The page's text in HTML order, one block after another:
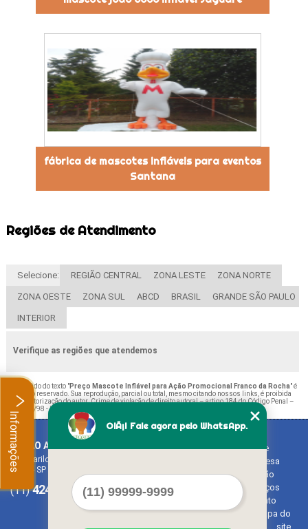
fábrica de mascotes infláveis para eventos
Santana
Regiões de Atendimento
Selecione: REGIÃO CENTRAL ZONA LESTE ZONA NORTE
ZONA OESTE ZONA SUL ABCD BRASIL GRANDE SÃO PAULO
INTERIOR
Verifique as regiões que atendemos
O conteúdo do texto "Preço Mascote Inflável para Ação Promocional Franco da Rocha" é
de direito reservado. Sua reprodução, parcial ou total, mesmo citando nossos links, é proibida
sem a autorização do autor. Crime de violação de direito autoral – artigo 184 do Código Penal –
Lei 9610/98 - Lei de direitos autorais
BALAO ART
Rua Bariloche, 1300 - Chácara Tropical (Caucaia do Alto)
Cotia - SP - CEP: 06726-270
(11)4242-7733(11)3603-0479
Home
Empresa
Missão
Serviços
Contato
Mapa do
site
OlÃ¡! Fale agora pelo WhatsApp.
Informações